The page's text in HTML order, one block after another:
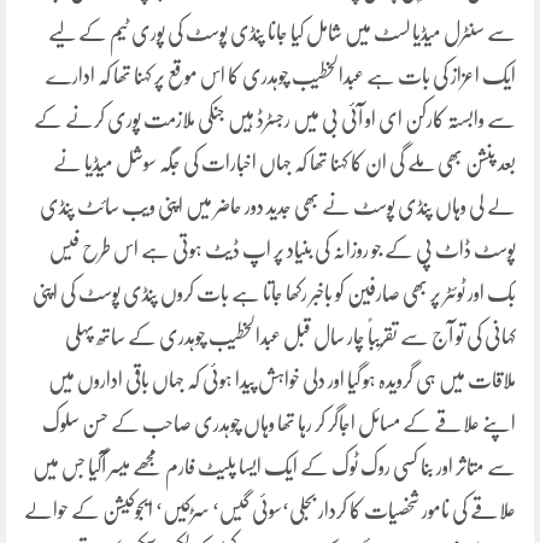
سے سنٹرل میڈیا لسٹ میں شامل کیا جانا پنڈی پوسٹ کی پوری ٹیم کے لیے
ایک اعزاز کی بات ہے عبدالخطیب چوہدری کا اس موقع پر کہنا تھا کہ ادارے
سے وابستہ کارکن ای او آئی بی میں رجسٹرڈ ہیں جنکی ملازمت پوری کرنے کے
بعد پنشن بھی ملے گی ان کا کہنا تھا کہ جہاں اخبارات کی جگہ سوشل میڈیا نے
لے لی وہاں پنڈی پوسٹ نے بھی جدید دور حاضر میں اپنی ویب سائٹ پنڈی
پوسٹ ڈاٹ پی کے جو روزانہ کی بنیاد پر اپ ڈیٹ ہوتی ہے اس طرح فیس
بک اور ٹوئٹر پر بھی صارفین کو باخبر رکھا جاتا ہے بات کروں پنڈی پوسٹ کی اپنی
کہانی کی تو آج سے تقریباً چار سال قبل عبدالخطیب چوہدری کے ساتھ پہلی
ملاقات میں ہی گرویدہ ہو گیا اور دلی خواہش پیدا ہوئی کہ جہاں باقی اداروں میں
اپنے علاقے کے مسائل اجاگر کر رہا تھا وہاں چوہدری صاحب کے حسن سلوک
سے متاثر اور بنا کسی روک ٹوک کے ایک ایسا پلیٹ فارم مجھے میسر آگیا جس میں
علاقے کی نامور شخصیات کا کردار بجلی‘سوئی گیس‘ سڑکیں‘ ایجوکیشن کے حوالے